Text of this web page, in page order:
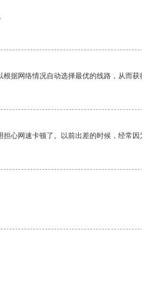
据网络情况自动选择最优的线路，从而获
网速卡顿了。以前出差的时候，经常